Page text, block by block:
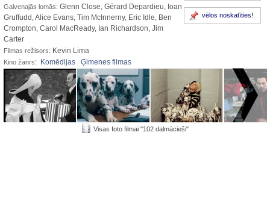
vēlos noskatīties!
Galvenajās lomās: Glenn Close, Gérard Depardieu, Ioan
Gruffudd, Alice Evans, Tim McInnerny, Eric Idle, Ben
Crompton, Carol MacReady, Ian Richardson, Jim
Carter
Filmas režisors: Kevin Lima
Kino žanrs: Komēdijas Ģimenes filmas
Visas foto filmai "102 dalmācieši"